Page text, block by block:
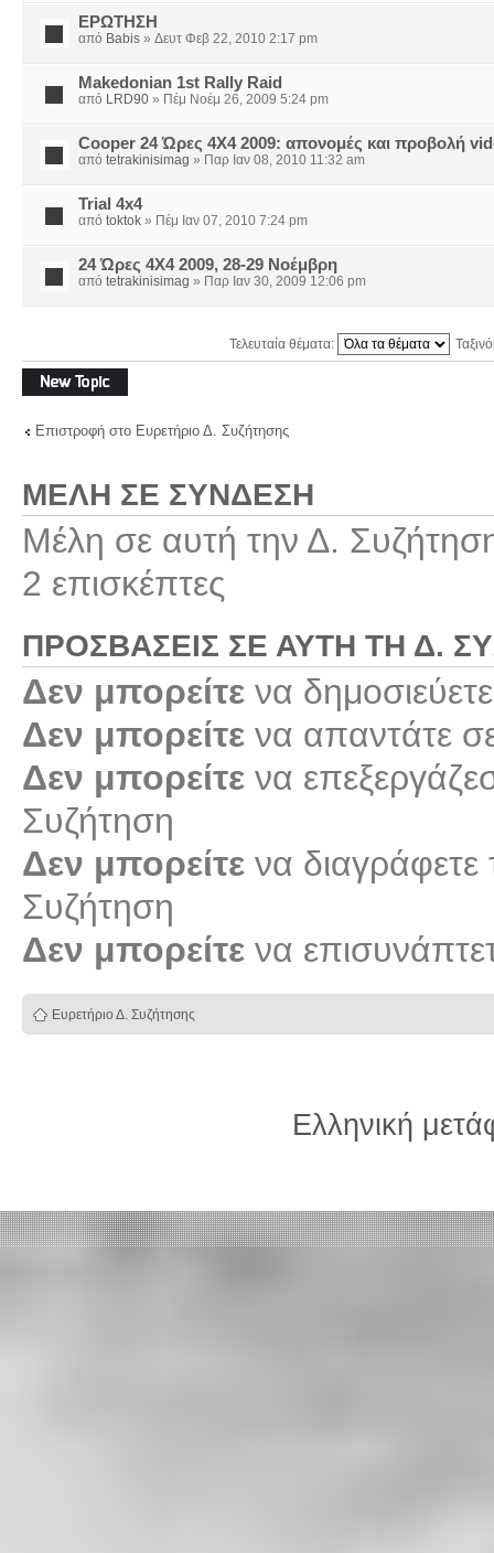
ΕΡΩΤΗΣΗ
από Babis » Δευτ Φεβ 22, 2010 2:17 pm
Makedonian 1st Rally Raid
από LRD90 » Πέμ Νοέμ 26, 2009 5:24 pm
Cooper 24 Ώρες 4Χ4 2009: απονομές και προβολή
από tetrakinisimag » Παρ Ιαν 08, 2010 11:32 am
Trial 4x4
από toktok » Πέμ Ιαν 07, 2010 7:24 pm
24 Ώρες 4Χ4 2009, 28-29 Νοέμβρη
από tetrakinisimag » Παρ Ιαν 30, 2009 12:06 pm
Τελευταία θέματα:
Δημιουργία νέου
θέματος
Επιστροφή στο Ευρετήριο Δ. Συζήτησης
ΜΈΛΗ ΣΕ ΣΎΝΔΕΣΗ
Μέλη σε αυτή την Δ.
2 επισκέπτες
ΠΡΟΣΒΆΣΕΙΣ ΣΕ ΑΥΤΉ ΤΗ Δ.
Δεν μπορείτε να
Δεν μπορείτε να απαντάτε
Δεν μπορείτε να
Συζήτηση
Δεν μπορείτε να διαγράφετε
Συζήτηση
Δεν μπορείτε να
Ευρετήριο Δ. Συζήτησης
Ελληνική